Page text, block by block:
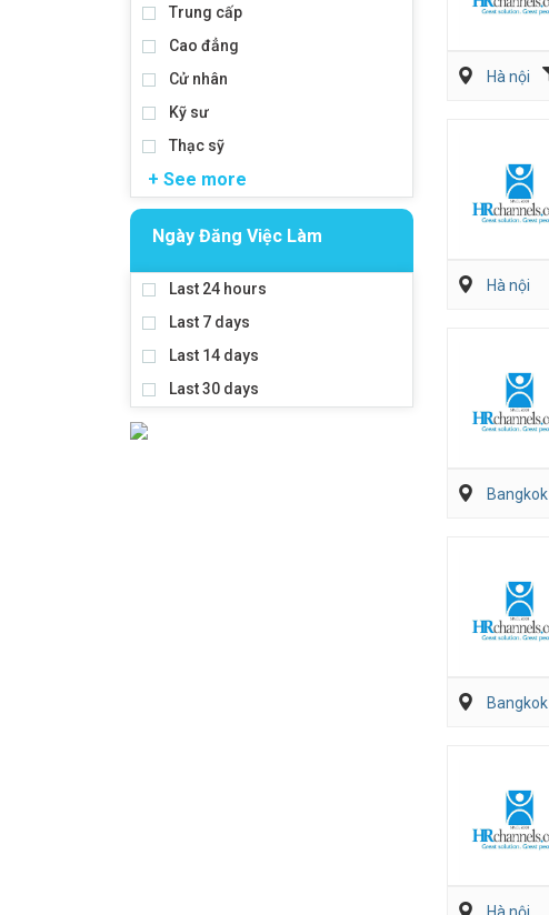
Trung cấp
Cao đẳng
Cử nhân
Kỹ sư
Thạc sỹ
+ See more
Ngày Đăng Việc Làm
Last 24 hours
Last 7 days
Last 14 days
Last 30 days
Hà nội
Hà nội
Bangkok
Bangkok